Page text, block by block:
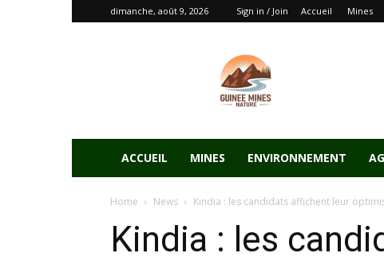
dimanche, août 9, 2026 Sign in / Join Accueil Mines
ACCUEIL MINES ENVIRONNEMENT
Home News Kindia : les candidats affichent leur
Kindia : les